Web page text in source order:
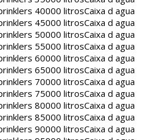
40000 litrosCaixa d agua
45000 litrosCaixa d agua
50000 litrosCaixa d agua
55000 litrosCaixa d agua
60000 litrosCaixa d agua
65000 litrosCaixa d agua
70000 litrosCaixa d agua
75000 litrosCaixa d agua
80000 litrosCaixa d agua
85000 litrosCaixa d agua
90000 litrosCaixa d agua